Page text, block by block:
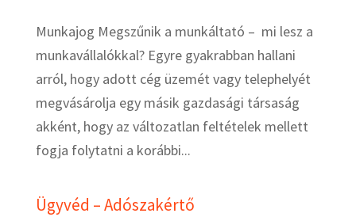
Munkajog Megszűnik a munkáltató – mi lesz a
munkavállalókkal? Egyre gyakrabban hallani
arról, hogy adott cég üzemét vagy telephelyét
megvásárolja egy másik gazdasági társaság
akként, hogy az változatlan feltételek mellett
fogja folytatni a korábbi...
Ügyvéd – Adószakértő